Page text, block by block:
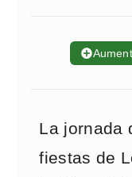
➕
La jornada
fiestas de